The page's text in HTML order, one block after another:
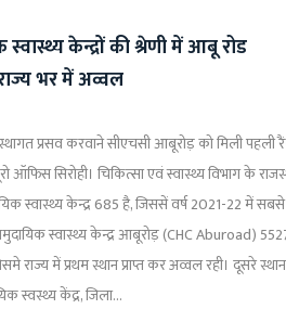
केन्द्रों की श्रेणी में आबू रोड
भर में अव्वल
प्रसव करवाने सीएचसी आबूरोड़ को मिली पहली
ऑफिस सिरोही। चिकित्सा एवं स्वास्थ्य विभाग के
स्वास्थ्य केन्द्र 685 है, जिससें वर्ष 2021-22 में सबसे
स्वास्थ्य केन्द्र आबूरोड़ (CHC Aburoad)
राज्य में प्रथम स्थान प्राप्त कर अव्वल रही। दूसरे
स्वस्थ्य केंद्र, जिला...